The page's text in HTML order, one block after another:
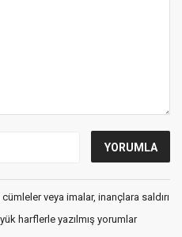
veya imalar, inançlara saldırı
harflerle yazılmış yorumlar